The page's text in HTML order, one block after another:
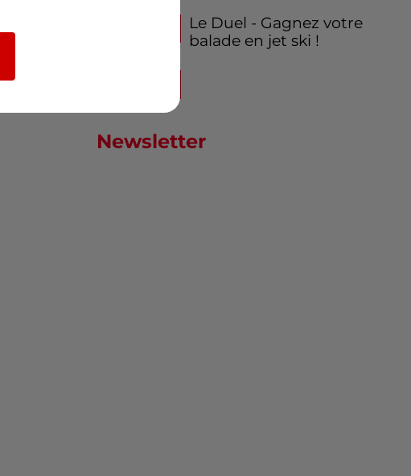
Le Duel - Gagnez votre
balade en jet ski !
Newsletter